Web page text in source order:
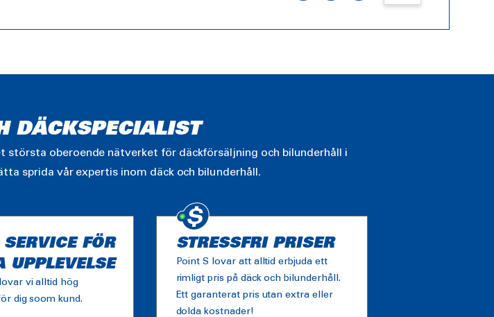
DÄCKSPECIALIST
största oberoende nätverket för däckförsäljning och bilunderhåll i
sprida vår expertis inom däck och bilunderhåll.
FÖR
UPPLEVELSE
vi alltid hög
dig soom kund.
STRESSFRI PRISER
Point S lovar att alltid erbjuda ett
rimligt pris på däck och bilunderhåll.
Ett garanterat pris utan extra eller
dolda kostnader!